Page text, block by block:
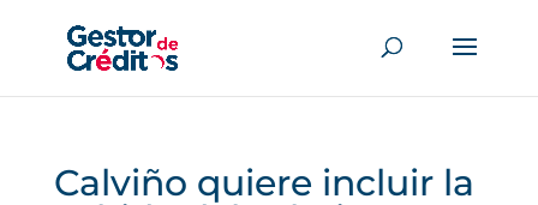
Calviño quiere incluir la